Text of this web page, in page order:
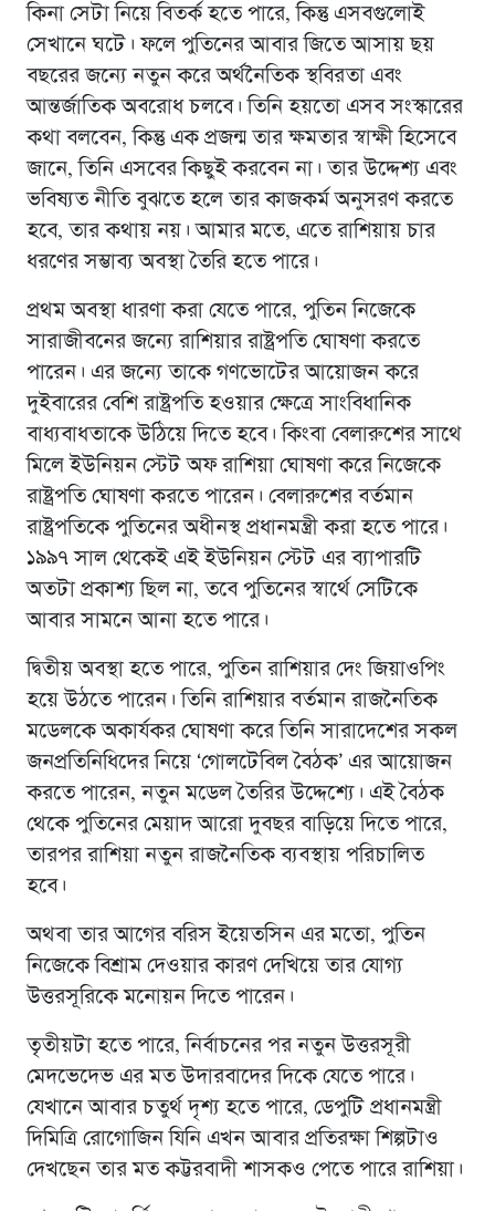
কিনা সেটা নিয়ে বিতর্ক হতে পারে, কিন্তু এসবগুলোই
সেখানে ঘটে। ফলে পুতিনের আবার জিতে আসায় ছয়
বছরের জন্যে নতুন করে অর্থনৈতিক স্থবিরতা এবং
আন্তর্জাতিক অবরোধ চলবে। তিনি হয়তো এসব সংস্কারের
কথা বলবেন, কিন্তু এক প্রজন্ম তার ক্ষমতার স্বাক্ষী হিসেবে
জানে, তিনি এসবের কিছুই করবেন না। তার উদ্দেশ্য এবং
ভবিষ্যত নীতি বুঝতে হলে তার কাজকর্ম অনুসরণ করতে
হবে, তার কথায় নয়। আমার মতে, এতে রাশিয়ায় চার
ধরণের সম্ভাব্য অবস্থা তৈরি হতে পারে।
প্রথম অবস্থা ধারণা করা যেতে পারে, পুতিন নিজেকে
সারাজীবনের জন্যে রাশিয়ার রাষ্ট্রপতি ঘোষণা করতে
পারেন। এর জন্যে তাকে গণভোটের আয়োজন করে
দুইবারের বেশি রাষ্ট্রপতি হওয়ার ক্ষেত্রে সাংবিধানিক
বাধ্যবাধতাকে উঠিয়ে দিতে হবে। কিংবা বেলারুশের সাথে
মিলে ইউনিয়ন স্টেট অফ রাশিয়া ঘোষণা করে নিজেকে
রাষ্ট্রপতি ঘোষণা করতে পারেন। বেলারুশের বর্তমান
রাষ্ট্রপতিকে পুতিনের অধীনস্থ প্রধানমন্ত্রী করা হতে পারে।
১৯৯৭ সাল থেকেই এই ইউনিয়ন স্টেট এর ব্যাপারটি
অতটা প্রকাশ্য ছিল না, তবে পুতিনের স্বার্থে সেটিকে
আবার সামনে আনা হতে পারে।
দ্বিতীয় অবস্থা হতে পারে, পুতিন রাশিয়ার দেং জিয়াওপিং
হয়ে উঠতে পারেন। তিনি রাশিয়ার বর্তমান রাজনৈতিক
মডেলকে অকার্যকর ঘোষণা করে তিনি সারাদেশের সকল
জনপ্রতিনিধিদের নিয়ে ‘গোলটেবিল বৈঠক’ এর আয়োজন
করতে পারেন, নতুন মডেল তৈরির উদ্দেশ্যে। এই বৈঠক
থেকে পুতিনের মেয়াদ আরো দুবছর বাড়িয়ে দিতে পারে,
তারপর রাশিয়া নতুন রাজনৈতিক ব্যবস্থায় পরিচালিত
হবে।
অথবা তার আগের বরিস ইয়েতসিন এর মতো, পুতিন
নিজেকে বিশ্রাম দেওয়ার কারণ দেখিয়ে তার যোগ্য
উত্তরসূরিকে মনোয়ন দিতে পারেন।
তৃতীয়টা হতে পারে, নির্বাচনের পর নতুন উত্তরসূরী
মেদভেদেভ এর মত উদারবাদের দিকে যেতে পারে।
যেখানে আবার চতুর্থ দৃশ্য হতে পারে, ডেপুটি প্রধানমন্ত্রী
দিমিত্রি রোগোজিন যিনি এখন আবার প্রতিরক্ষা শিল্পটাও
দেখছেন তার মত কট্টরবাদী শাসকও পেতে পারে রাশিয়া।